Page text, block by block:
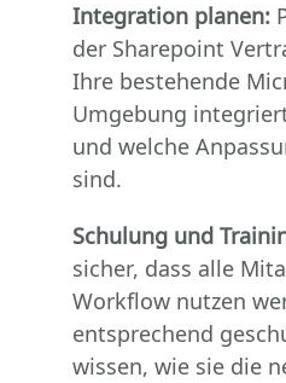
Integration planen:
der Sharepoint
Ihre bestehende
Umgebung
und welche
sind.
Schulung und
sicher, dass alle
Workflow nutzen
entsprechend
wissen, wie sie die